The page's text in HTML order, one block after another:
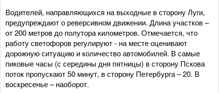
Водителей, направляющихся на выходные в сторону Луги,
предупреждают о реверсивном движении. Длина участков –
от 200 метров до полутора километров. Отмечается, что
работу светофоров регулируют - на месте оценивают
дорожную ситуацию и количество автомобилей. В самые
пиковые часы (с середины дня пятницы) в сторону Пскова
поток пропускают 50 минут, в сторону Петербурга – 20. В
воскресенье – наоборот.